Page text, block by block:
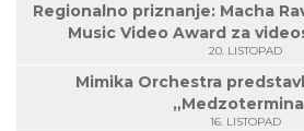
Regionalno priznanje: Macha
Music Video Award za
20. LISTOPAD
Mimika Orchestra
16. LISTOPAD